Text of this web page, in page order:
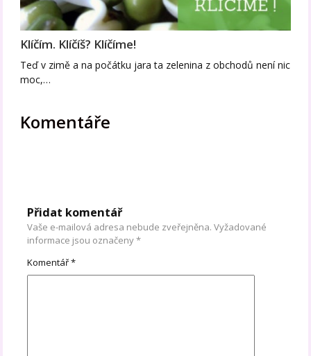
Klíčím. Klíčíš? Klíčíme!
Teď v zimě a na počátku jara ta zelenina z obchodů není nic
moc,…
Komentáře
Přidat komentář
Vaše e-mailová adresa nebude zveřejněna. Vyžadované
informace jsou označeny*
Komentář*